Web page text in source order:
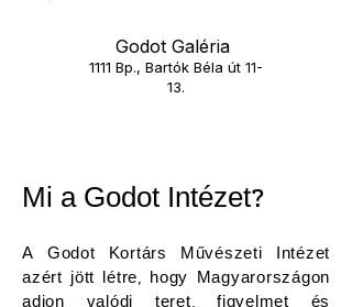
Godot Galéria
1111 Bp., Bartók Béla út 11-
13.
Mi a Godot Intézet?
A Godot Kortárs Művészeti Intézet
azért jött létre, hogy Magyarországon
adjon valódi teret, figyelmet és